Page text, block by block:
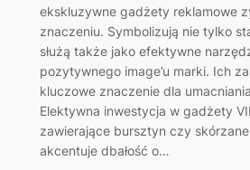
ekskluzywne gadżety reklamowe
znaczeniu. Symbolizują nie tylko
służą także jako efektywne
pozytywnego image’u marki. Ich
kluczowe znaczenie dla
Elektywna inwestycja w gadżety
zawierające bursztyn czy
akcentuje dbałość o…